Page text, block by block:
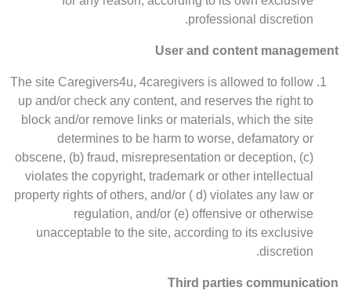
professional discretion.
User and content management
The site Caregivers4u, 4caregivers is allowed to follow
up and/or check any content, and reserves the right to
block and/or remove links or materials, which the site
determines to be harm to worse, defamatory or
obscene, (b) fraud, misrepresentation or deception, (c)
violates the copyright, trademark or other intellectual
property rights of others, and/or ( d) violates any law or
regulation, and/or (e) offensive or otherwise
unacceptable to the site, according to its exclusive
discretion.
Third parties communication